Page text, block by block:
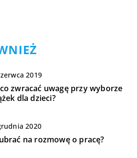
2019
zwracać uwagę przy wyborze
dla dzieci?
2020
na rozmowę o pracę?